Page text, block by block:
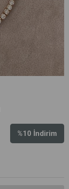
%10 İndirim